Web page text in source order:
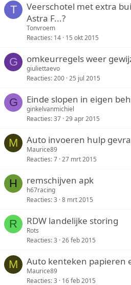
T
Veerschotel met extra
Astra F...?
Tonvroem
Reacties 14 15 okt 2015
G omkeurregels weer
giuliettaevo
Reacties 200 25 jul 2015
G Einde slopen in eigen
ginkelvanmichiel
Reacties 37 29 apr 2015
M Auto invoeren hulp
Maurice89
Reacties 7 27 mrt 2015
H remschijven apk
h67racing
Reacties 3 8 mrt 2015
R RDW landelijke storing
Rots
Reacties 3 26 feb 2015
M Auto kenteken papieren
Maurice89
Reacties 3 16 feb 2015